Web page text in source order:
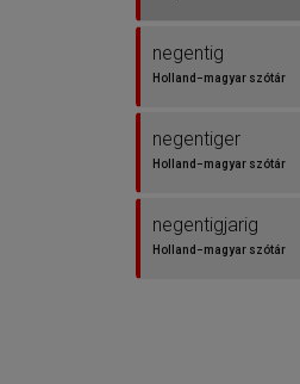
negentig
Holland−magyar szótár
negentiger
Holland−magyar szótár
negentigjarig
Holland−magyar szótár